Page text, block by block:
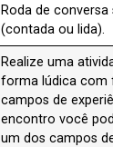
Roda de
(contada ou lida).
Realize uma
forma lúdica com
campos de
encontro você
um dos campos